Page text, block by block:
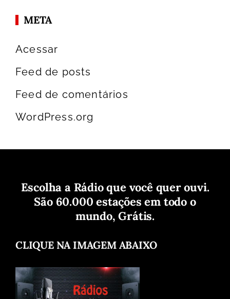
META
Acessar
Feed de posts
Feed de comentários
WordPress.org
Escolha a Rádio que você quer ouvi.
São 60.000 estações em todo o
mundo, Grátis.
CLIQUE NA IMAGEM ABAIXO